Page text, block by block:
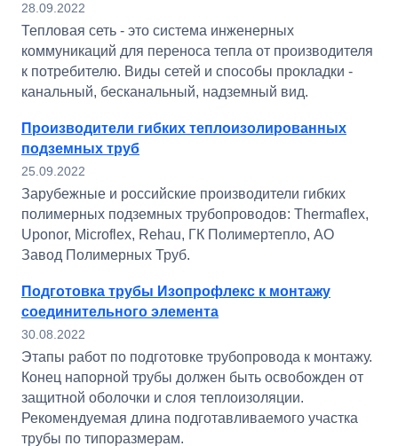
28.09.2022
Тепловая сеть - это система инженерных
коммуникаций для переноса тепла от производителя
к потребителю. Виды сетей и способы прокладки -
канальный, бесканальный, надземный вид.
Производители гибких теплоизолированных
подземных труб
25.09.2022
Зарубежные и российские производители гибких
полимерных подземных трубопроводов: Thermaflex,
Uponor, Microflex, Rehau, ГК Полимертепло, АО
Завод Полимерных Труб.
Подготовка трубы Изопрофлекс к монтажу
соединительного элемента
30.08.2022
Этапы работ по подготовке трубопровода к монтажу.
Конец напорной трубы должен быть освобожден от
защитной оболочки и слоя теплоизоляции.
Рекомендуемая длина подготавливаемого участка
трубы по типоразмерам.